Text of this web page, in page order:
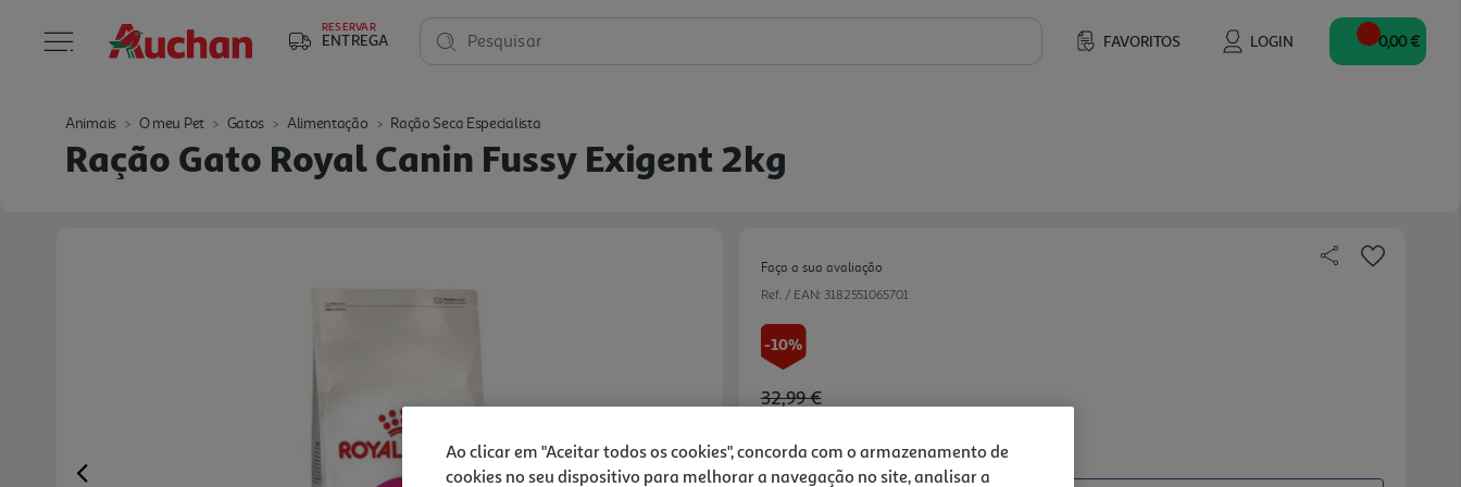
RESERVAR
ENTREGA FAVORITOS LOGIN
Pesquisar 0,00 €
Animais O meu Pet Gatos Alimentação Ração Seca Especialista
Ração Gato Royal Canin Fussy Exigent 2kg
Faça a sua avaliação
Ref. / EAN: 3182551065701
-10%
Price reduced from
32,99 €to
Promoção:de 5/8/2026 a 31/8/2026
Ao clicar em "Aceitar todos os cookies", concorda com o armazenamento de
cookies no seu dispositivo para melhorar a navegação no site, analisar a